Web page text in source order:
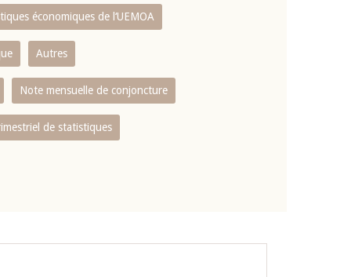
économiques de l‘UEMOA
Autres
Note mensuelle de conjoncture
de statistiques